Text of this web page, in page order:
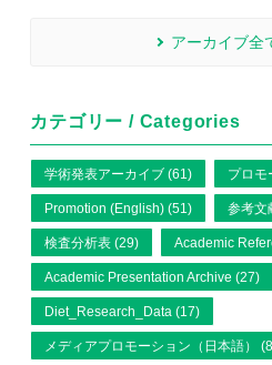
アーカイブ全
カテゴリー / Categories
学術発表アーカイブ (61) プロモ
Promotion (English) (51) 参考文
検査分析表 (29) Academic
Academic Presentation Archive (27)
Diet_Research_Data (17)
メディアプロモーション（日本語）